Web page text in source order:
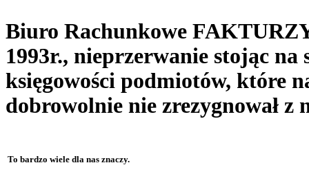
Biuro Rachunkowe
1993r., nieprzerwanie stojąc
księgowości podmiotów, które
dobrowolnie nie zrezygnował z
To bardzo wiele dla nas znaczy.